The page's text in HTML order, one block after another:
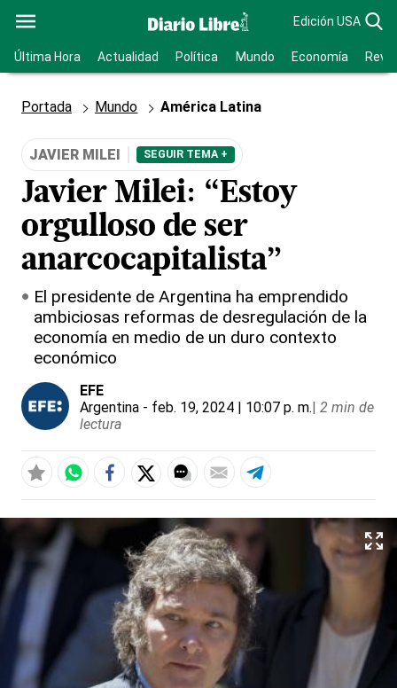
Edición USA
Última Hora Actualidad Política Mundo Economía
Portada Mundo América Latina
JAVIER MILEI SEGUIR TEMA +
Javier Milei: “Estoy
orgulloso de ser
anarcocapitalista”
El presidente de Argentina ha emprendido
ambiciosas reformas de desregulación de la
economía en medio de un duro contexto
económico
EFE
Argentina - feb. 19, 2024 | 10:07 p. m.| 2 min de
lectura